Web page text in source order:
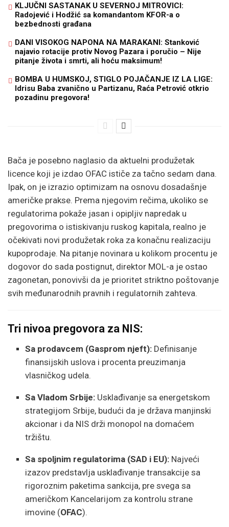
KLJUČNI SASTANAK U SEVERNOJ MITROVICI:
Radojević i Hodžić sa komandantom KFOR-a o
bezbednosti građana
DANI VISOKOG NAPONA NA MARAKANI: Stanković
najavio rotacije protiv Novog Pazara i poručio – Nije
pitanje života i smrti, ali hoću maksimum!
BOMBA U HUMSKOJ, STIGLO POJAČANJE IZ LA LIGE:
Idrisu Baba zvanično u Partizanu, Raća Petrović otkrio
pozadinu pregovora!
Bača je posebno naglasio da aktuelni produžetak
licence koji je izdao OFAC ističe za tačno sedam dana.
Ipak, on je izrazio optimizam na osnovu dosadašnje
američke prakse. Prema njegovim rečima, ukoliko se
regulatorima pokaže jasan i opipljiv napredak u
pregovorima o istiskivanju ruskog kapitala, realno je
očekivati novi produžetak roka za konačnu realizaciju
kupoprodaje. Na pitanje novinara u kolikom procentu je
dogovor do sada postignut, direktor MOL-a je ostao
zagonetan, ponovivši da je prioritet striktno poštovanje
svih međunarodnih pravnih i regulatornih zahteva.
Tri nivoa pregovora za NIS:
Sa prodavcem (Gasprom njeft): Definisanje
finansijskih uslova i procenta preuzimanja
vlasničkog udela.
Sa Vladom Srbije: Usklađivanje sa energetskom
strategijom Srbije, budući da je država manjinski
akcionar i da NIS drži monopol na domaćem
tržištu.
Sa spoljnim regulatorima (SAD i EU): Najveći
izazov predstavlja usklađivanje transakcije sa
rigoroznim paketima sankcija, pre svega sa
američkom Kancelarijom za kontrolu strane
imovine (OFAC).